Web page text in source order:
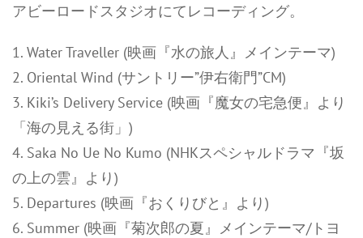
アビーロードスタジオにてレコーディング。
1. Water Traveller (映画『水の旅人』メインテーマ)
2. Oriental Wind (サントリー”伊右衛門”CM)
3. Kiki’s Delivery Service (映画『魔女の宅急便』より
「海の見える街」)
4. Saka No Ue No Kumo (NHKスペシャルドラマ『坂
の上の雲』より)
5. Departures (映画『おくりびと』より)
6. Summer (映画『菊次郎の夏』メインテーマ/トヨ